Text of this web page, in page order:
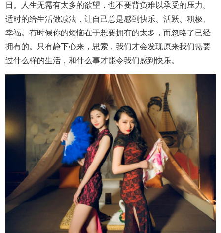
日。人生无需有太多的欲望，也不要背负难以承受的压力。
适时的给生活做减法，让自己总是感到快乐、活跃、积极、
幸福。有时候你的烦恼在于想要拥有的太多，而忽略了已经
拥有的。只有静下心来，思索，我们才会发现原来我们需要
过什么样的生活，和什么事才能令我们感到快乐。